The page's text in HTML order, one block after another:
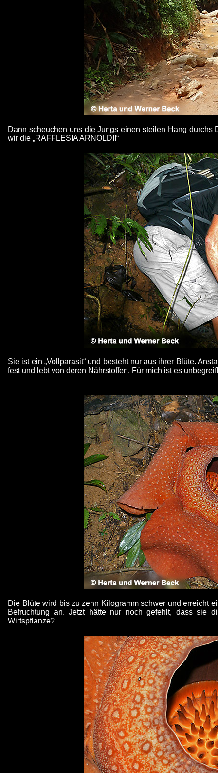
Dann scheuchen uns die Jungs einen steilen Hang
wir die „RAFFLESIA ARNOLDII“
Sie ist ein „Vollparasit“ und besteht nur aus ihrer Blüte.
fest und lebt von deren Nährstoffen. Für mich ist es
Die Blüte wird bis zu zehn Kilogramm schwer und erreicht
Befruchtung an. Jetzt hätte nur noch gefehlt, dass sie
Wirtspflanze?